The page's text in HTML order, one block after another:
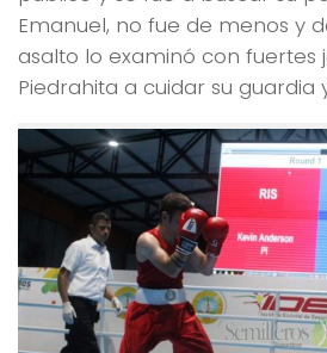
Emanuel, no fue de menos y
asalto lo examinó con fuertes
Piedrahita a cuidar su guardia